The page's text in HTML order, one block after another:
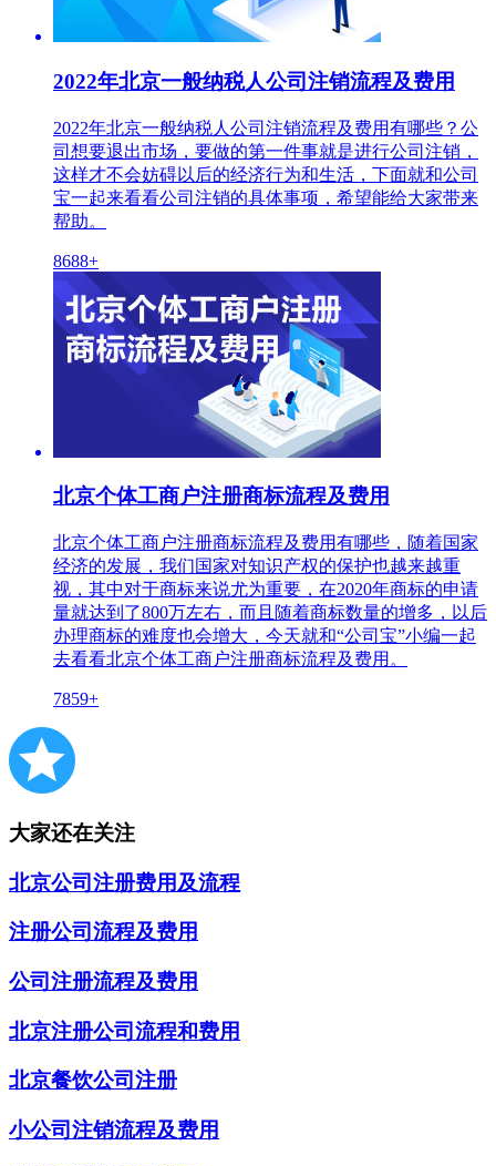
2022年北京一般纳税人公司注销流程及费用
2022年北京一般纳税人公司注销流程及费用有哪些？公
司想要退出市场，要做的第一件事就是进行公司注销，
这样才不会妨碍以后的经济行为和生活，下面就和公司
宝一起来看看公司注销的具体事项，希望能给大家带来
帮助。
8688+
北京个体工商户注册商标流程及费用
北京个体工商户注册商标流程及费用有哪些，随着国家
经济的发展，我们国家对知识产权的保护也越来越重
视，其中对于商标来说尤为重要，在2020年商标的申请
量就达到了800万左右，而且随着商标数量的增多，以后
办理商标的难度也会增大，今天就和“公司宝”小编一起
去看看北京个体工商户注册商标流程及费用。
7859+
大家还在关注
北京公司注册费用及流程
注册公司流程及费用
公司注册流程及费用
北京注册公司流程和费用
北京餐饮公司注册
小公司注销流程及费用